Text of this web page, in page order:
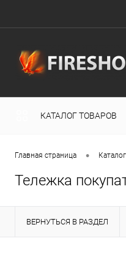
КАТАЛОГ ТОВАРОВ
Главная страница •
Тележка
ВЕРНУТЬСЯ В РАЗДЕЛ